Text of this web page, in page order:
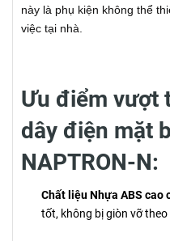
này là phụ kiện không thể
việc tại nhà.
Ưu điểm vượt
dây điện mặt
NAPTRON-N:
Chất liệu Nhựa ABS cao
tốt, không bị giòn vỡ